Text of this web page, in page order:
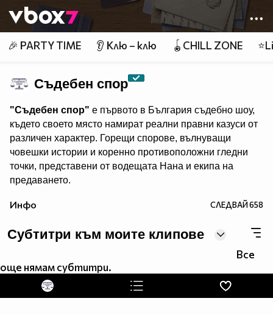
👾
🎉 PARTY TIME 👂 Клю – клю 🪀CHILL ZONE
Съдебен спор
"Съдебен спор" е първото в България съдебно шоу,
където своето място намират реални правни казуси от
различен характер. Горещи спорове, вълнуващи
човешки истории и коренно противоположни гледни
точки, представени от водещата Нана и екипа на
предаването.
Eпизодите на предаването може да гледате и в
Инфо СЛЕДВАЙ658
Субтитри към моите клипове
Все
още нямам субтитри.